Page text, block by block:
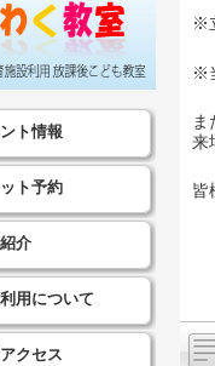
※
※
来
皆
ト情報
ト予約
介
用について
クセス